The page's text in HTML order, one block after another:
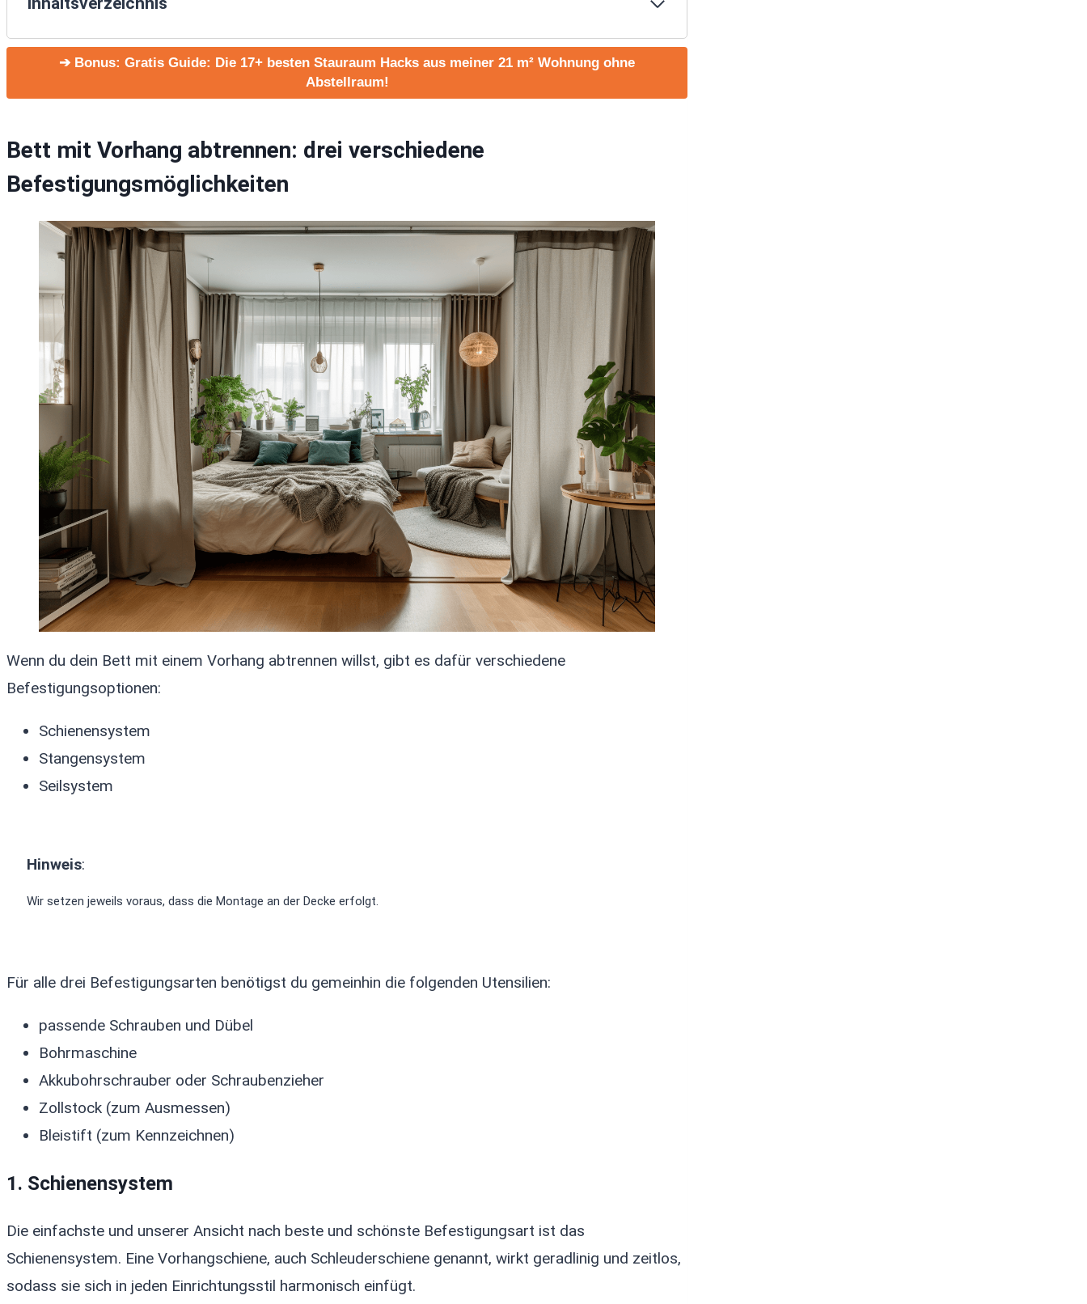
Tipps zur Wahl des Vorhangs
Bett mit Gardinen abtrennen: Maße für den Vorhang bestimmen
➔ Bonus: Gratis Guide: Die 17+ besten Stauraum Hacks aus meiner 21 m² Wohnung ohne
Abstellraum!
Bett mit Vorhang abtrennen: drei verschiedene
Befestigungsmöglichkeiten
Wenn du dein Bett mit einem Vorhang abtrennen willst, gibt es dafür verschiedene
Befestigungsoptionen:
Schienensystem
Stangensystem
Seilsystem
Hinweis:
Wir setzen jeweils voraus, dass die Montage an der Decke erfolgt.
Für alle drei Befestigungsarten benötigst du gemeinhin die folgenden Utensilien:
passende Schrauben und Dübel
Bohrmaschine
Akkubohrschrauber oder Schraubenzieher
Zollstock (zum Ausmessen)
Bleistift (zum Kennzeichnen)
1. Schienensystem
Die einfachste und unserer Ansicht nach beste und schönste Befestigungsart ist das
Schienensystem. Eine Vorhangschiene, auch Schleuderschiene genannt, wirkt geradlinig und zeitlos,
sodass sie sich in jeden Einrichtungsstil harmonisch einfügt.